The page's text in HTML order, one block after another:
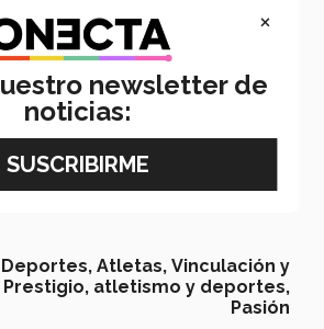
LEER TAMBIÉN:
en mundial de fisicoculturismo
Aguascalientes,
Humanidades y Educación
Deportes, Atletas, Vinculación y
Prestigio, atletismo y deportes,
Pasión
×
newsletter de
noticias: